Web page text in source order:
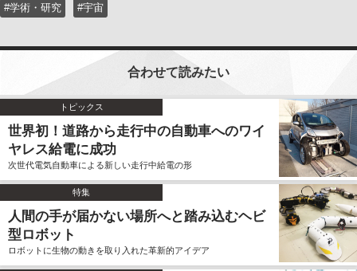
#学術・研究 #宇宙
合わせて読みたい
トピックス
世界初！道路から走行中の自動車へのワイ
ヤレス給電に成功
次世代電気自動車による新しい走行中給電の形
特集
人間の手が届かない場所へと踏み込むヘビ
型ロボット
ロボットに生物の動きを取り入れた革新的アイデア